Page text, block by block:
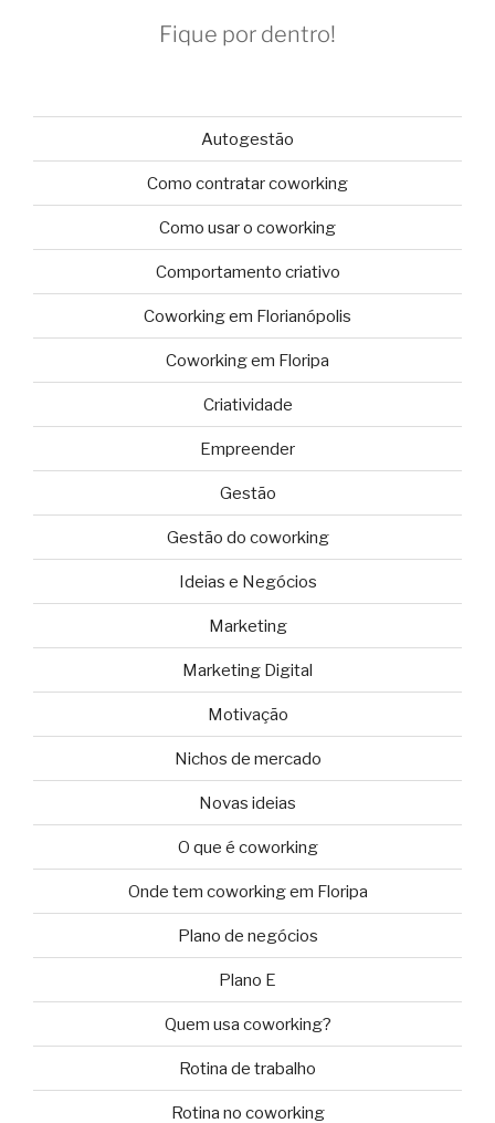
Fique por dentro!
Autogestão
Como contratar coworking
Como usar o coworking
Comportamento criativo
Coworking em Florianópolis
Coworking em Floripa
Criatividade
Empreender
Gestão
Gestão do coworking
Ideias e Negócios
Marketing
Marketing Digital
Motivação
Nichos de mercado
Novas ideias
O que é coworking
Onde tem coworking em Floripa
Plano de negócios
Plano E
Quem usa coworking?
Rotina de trabalho
Rotina no coworking